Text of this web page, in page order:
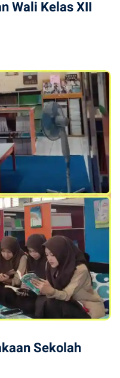
Wali Kelas XII
Sekolah